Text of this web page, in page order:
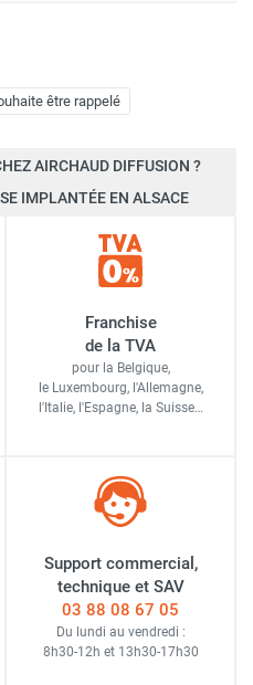
être rappelé
AIRCHAUD DIFFUSION ?
IMPLANTÉE EN ALSACE
Franchise
de la TVA
pour la Belgique,
le Luxembourg, l'Allemagne,
l'Italie, l'Espagne, la Suisse…
Support commercial,
technique et SAV
03 88 08 67 05
Du lundi au vendredi :
8h30-12h et 13h30-17h30